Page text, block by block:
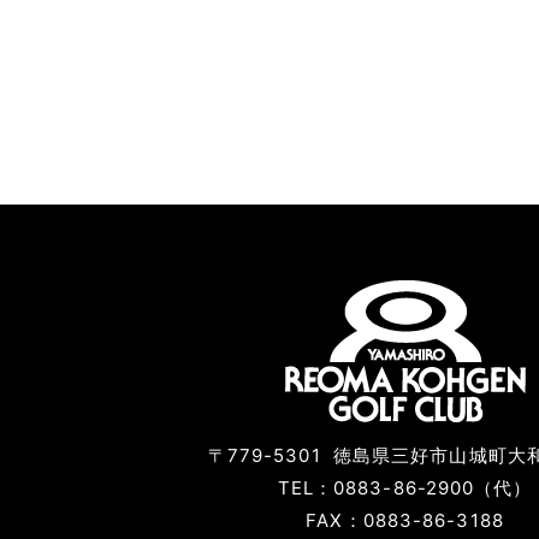
〒779-5301
徳島県三好市山城町
TEL：0883-86-2900（代）
FAX：0883-86-3188